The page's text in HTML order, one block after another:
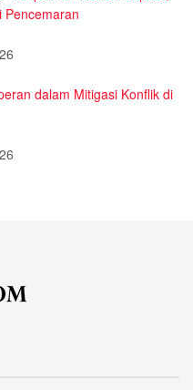
Pencemaran
dalam Mitigasi Konflik di